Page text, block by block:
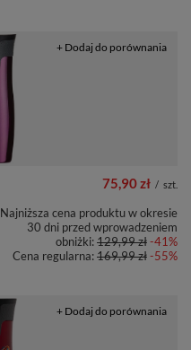
75,90 zł / szt.
Najniższa cena produktu w okresie
30 dni przed wprowadzeniem
obniżki:129,99 zł-41%
Cena regularna:169,99 zł-55%
+ Dodaj do porównania
+ Dodaj do porównania